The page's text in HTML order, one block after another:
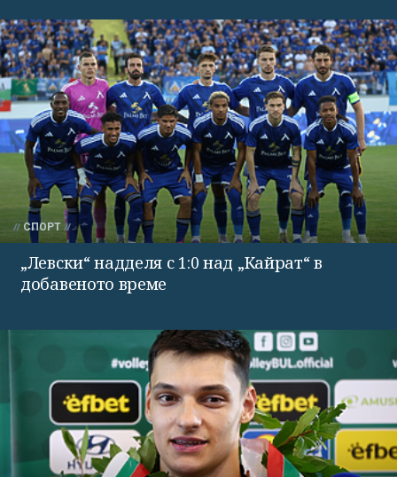
СПОРТ
„Левски“ надделя с 1:0 над „Кайрат“ в
добавеното време